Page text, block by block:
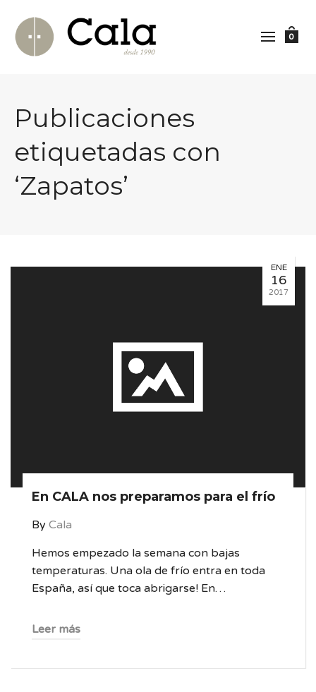
0
Publicaciones
etiquetadas con
‘Zapatos’
ENE
16
2017
En CALA nos preparamos para el frío
By Cala
Hemos empezado la semana con bajas
temperaturas. Una ola de frío entra en toda
España, así que toca abrigarse! En…
Leer más